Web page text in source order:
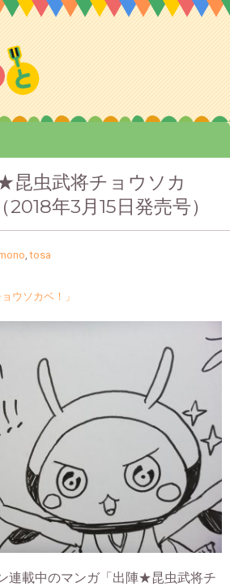
昆虫武将チョウソカ
2018年3月15日発売号）
,tosa
ウソカベ！」
連載中のマンガ「出陣★昆虫武将チ